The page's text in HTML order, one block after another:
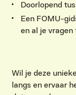
Doorlopend
Een FOMU-
en al je vragen
Wil je deze
langs en ervaar